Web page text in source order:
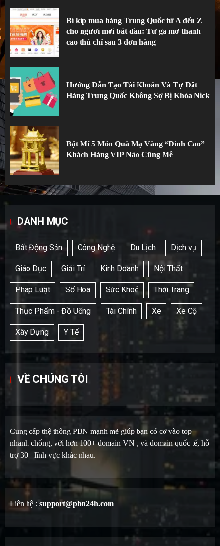
Bí kíp mua hàng Trung Quốc từ A đến Z
cho người mới bắt đầu: Từ gà mờ thành
cao thủ chỉ sau 3 đơn hàng
Hướng Dẫn Tạo Tài Khoản Và Tự Đặt
Hàng Trung Quốc Không Sợ Bị Khóa Nick
Bật Mí 5 Món Quà Mạ Vàng “Đỉnh Cao”
Khách Hàng VIP Nào Cũng Mê
DANH MỤC
Bất Động Sản Công Nghệ Du Lịch Dịch vụ
Giáo Dục Giải Trí Kinh Doanh Nội Thất
Pháp Luật Số Hoá Sức Khoẻ Thời Trang
Thực Phẩm - Đồ Uống Tài Chính Xe Xe Cộ
Xây Dựng Y Tế
VỀ CHÚNG TÔI
Cung cấp thệ thống PBN mạnh mẽ giúp bạn có cơ vào top
nhanh chống, với hơn 100+ domain VN , và domain quốc tế, hỗ
trợ 30+ lĩnh vực khác nhau.
Liên hệ :support@pbn24h.com